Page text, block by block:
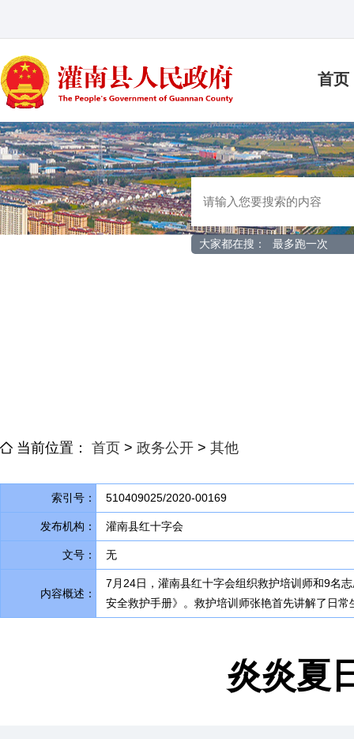
首页
大家都在搜： 最多跑一次
当前位置： 首页 > 政务公开 > 其他
索引号： 510409025/2020-00169
发布机构： 灌南县红十字会
文号： 无
内容概述：
7月24日 ， 灌南县红十字会组织救护培训师和9名
安全救护手册》
。 救护培训师张艳首先讲解了日
炎炎夏